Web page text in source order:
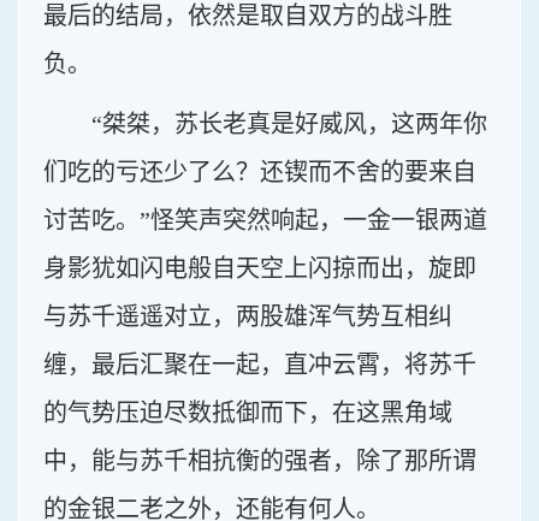
最后的结局，依然是取自双方的战斗胜
负。
“桀桀，苏长老真是好威风，这两年你
们吃的亏还少了么？还锲而不舍的要来自
讨苦吃。”怪笑声突然响起，一金一银两道
身影犹如闪电般自天空上闪掠而出，旋即
与苏千遥遥对立，两股雄浑气势互相纠
缠，最后汇聚在一起，直冲云霄，将苏千
的气势压迫尽数抵御而下，在这黑角域
中，能与苏千相抗衡的强者，除了那所谓
的金银二老之外，还能有何人。